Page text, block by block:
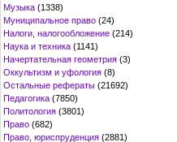
Музыка (1338)
Муниципальное право (24)
Налоги, налогообложение (214)
Наука и техника (1141)
Начертательная геометрия (3)
Оккультизм и уфология (8)
Остальные рефераты (21692)
Педагогика (7850)
Политология (3801)
Право (682)
Право, юриспруденция (2881)